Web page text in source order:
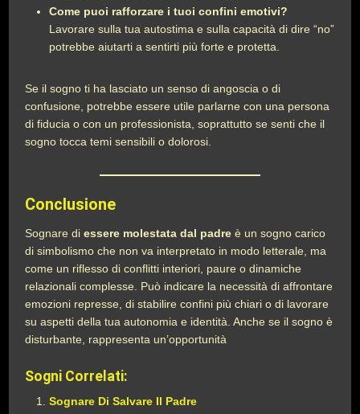
Come puoi rafforzare i tuoi confini emotivi?
Lavorare sulla tua autostima e sulla capacità di dire “no”
potrebbe aiutarti a sentirti più forte e protetta.
Se il sogno ti ha lasciato un senso di angoscia o di
confusione, potrebbe essere utile parlarne con una persona
di fiducia o con un professionista, soprattutto se senti che il
sogno tocca temi sensibili o dolorosi.
Conclusione
Sognare diessere molestata dal padre è un sogno carico
di simbolismo che non va interpretato in modo letterale, ma
come un riflesso di conflitti interiori, paure o dinamiche
relazionali complesse. Può indicare la necessità di affrontare
emozioni represse, di stabilire confini più chiari o di lavorare
su aspetti della tua autonomia e identità. Anche se il sogno è
disturbante, rappresenta un’opportunità
Sogni Correlati:
Sognare Di Salvare Il Padre